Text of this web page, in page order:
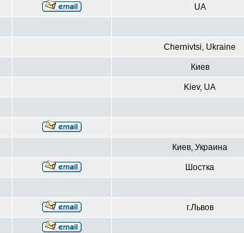
UA
Chernivtsi, Ukraine
Киев
Kiev, UA
Киев, Украина
Шостка
г.Львов